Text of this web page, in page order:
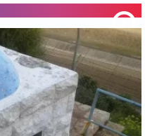
אל תוך המכשיר שהחזיק
הרופאים פנו לאמו
"זה יכול להימשך זמן
ארבעה ילדים קטנים
אבל האם לא עזבה. היא
תהיליםללא הפסקה
כשנזכרה שבעלה נמצא